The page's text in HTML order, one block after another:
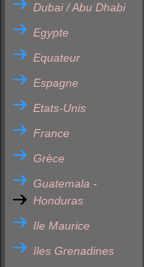
Dubai / Abu Dhabi
Egypte
Equateur
Espagne
Etats-Unis
France
Grèce
Guatemala -
Honduras
Ile Maurice
Iles Grenadines